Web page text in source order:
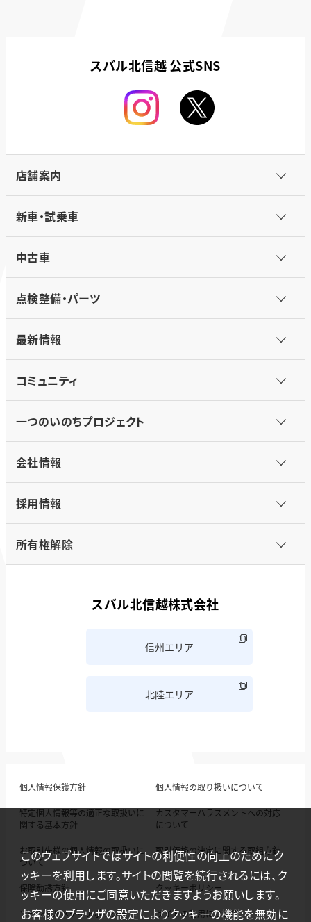
スバル北信越 公式SNS
店舗案内
新車・試乗車
中古車
点検整備・パーツ
最新情報
コミュニティ
一つのいのちプロジェクト
会社情報
採用情報
所有権解除
スバル北信越株式会社
信州エリア
北陸エリア
個人情報保護方針 個人情報の取り扱いについて
特定個人情報等の適正な取扱いに
関する基本方針
カスタマーハラスメントへの対応
について
お取引先様の個人情報の取扱いに
ついて
取引価格の決定に関する取組方針
保険勧誘方針 クッキーポリシー
ソーシャルメディアポリシー サイトの利用について
このウェブサイトではサイトの利便性の向上のためにク
ッキーを利用します。サイトの閲覧を続行されるには、ク
ッキーの使用にご同意いただきますようお願いします。
お客様のブラウザの設定によりクッキーの機能を無効に